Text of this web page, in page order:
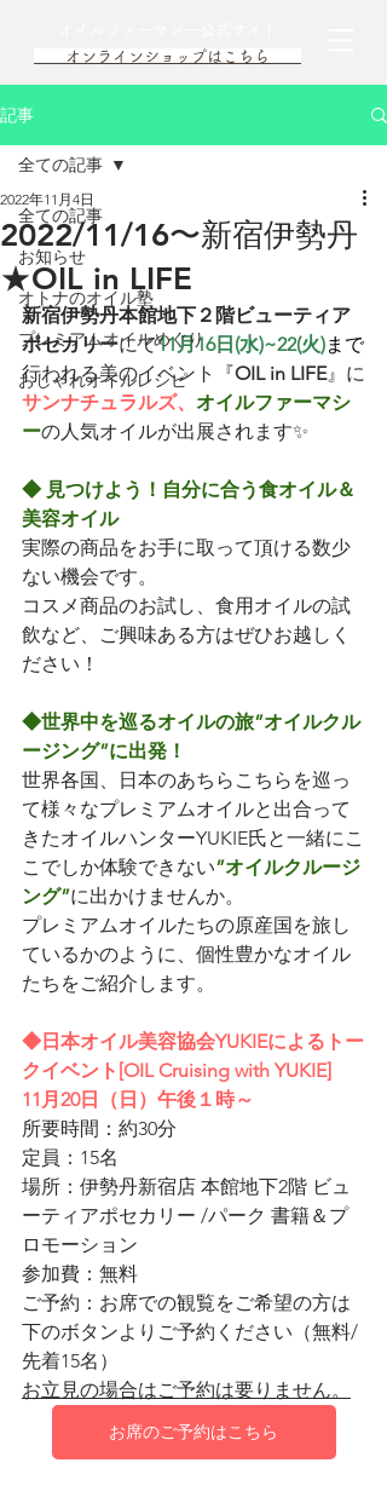
オンラインショップはこちら
記事
全ての記事
お知らせ
オトナのオイル塾
プレミアムオイルめぐり
おしゃれオイルレシピ
全ての記事
2022/11/16〜新宿伊勢丹
★OIL in LIFE
2022年11月4日
新宿伊勢丹本館地下２階ビューティア
ポセカリーにて11月16日(水)~22(火)まで
行われる美のイベント『OIL in LIFE』に
サンナチュラルズ、 オイルファーマシ
ーの人気オイルが出展されます✨
◆ 見つけよう！自分に合う食オイル＆
美容オイル
実際の商品をお手に取って頂ける数少
ない機会です。
コスメ商品のお試し、食用オイルの試
飲など、ご興味ある方はぜひお越しく
ださい！
◆世界中を巡るオイルの旅”オイルクル
ージング”に出発！
世界各国、日本のあちらこちらを巡っ
て様々なプレミアムオイルと出合って
きたオイルハンターYUKIE氏と一緒にこ
こでしか体験できない”オイルクルージ
ング”に出かけませんか。
プレミアムオイルたちの原産国を旅し
ているかのように、個性豊かなオイル
たちをご紹介します。
◆日本オイル美容協会YUKIEによるトー
クイベント[OIL Cruising with YUKIE]
11月20⽇（日）午後１時～
所要時間：約30分
定員：15名
場所：伊勢丹新宿店 本館地下2階 ビュ
ーティアポセカリー /パーク 書籍＆プ
ロモーション
参加費：無料
ご予約：お席での観覧をご希望の方は
下のボタンよりご予約ください（無料/
先着15名）
お立見の場合はご予約は要りません。
お席のご予約はこちら